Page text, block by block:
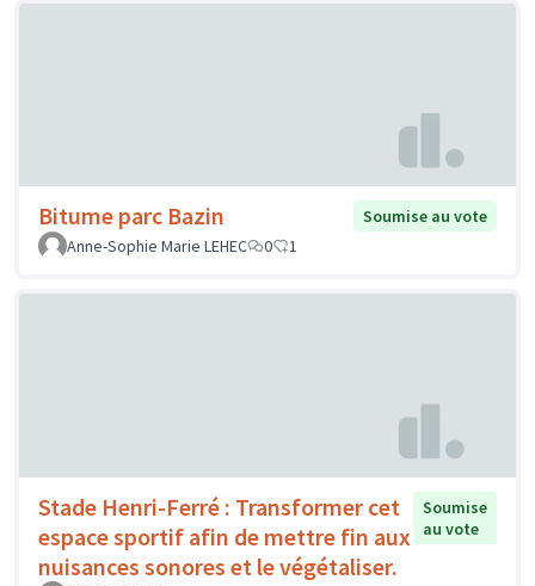
Bitume parc Bazin
Soumise au vote
Anne-Sophie Marie LEHEC
0 1
Stade Henri-Ferré : Transformer cet
espace sportif afin de mettre fin aux
nuisances sonores et le végétaliser.
Soumise
au vote